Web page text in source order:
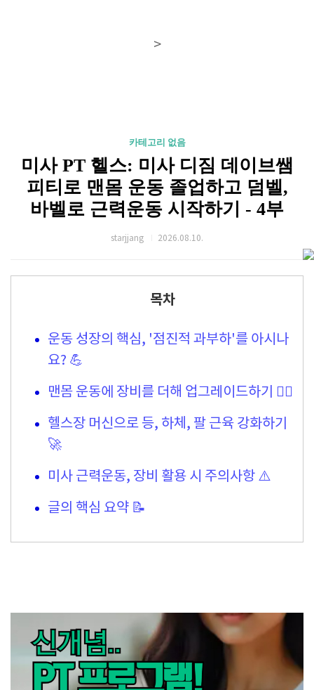
>
카테고리 없음
미사 PT 헬스: 미사 디짐 데이브쌤
피티로 맨몸 운동 졸업하고 덤벨,
바벨로 근력운동 시작하기 - 4부
starjjang 2026.08.10.
목차
운동 성장의 핵심, '점진적 과부하'를 아시나
요? 💪
맨몸 운동에 장비를 더해 업그레이드하기 🏋️‍♀️
헬스장 머신으로 등, 하체, 팔 근육 강화하기
🚀
미사 근력운동, 장비 활용 시 주의사항 ⚠️
글의 핵심 요약 📝